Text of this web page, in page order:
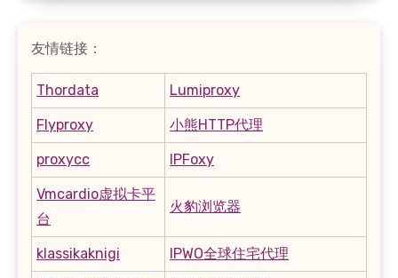
友情链接：
Thordata Lumiproxy
Flyproxy 小熊HTTP代理
proxycc IPFoxy
Vmcardio虚拟卡平
台
火豹浏览器
klassikaknigi IPWO全球住宅代理